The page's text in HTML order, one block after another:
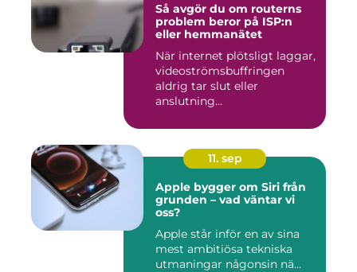
Så avgör du om routerns
problem beror på ISP:n
eller hemmanätet
När internet plötsligt laggar,
videoströmsbuffringen
aldrig tar slut eller
anslutning...
11. sep
Apple bygger om Siri från
grunden – vad väntar vi
oss?
Apple står inför en av sina
mest ambitiösa tekniska
utmaningar någonsin nä...